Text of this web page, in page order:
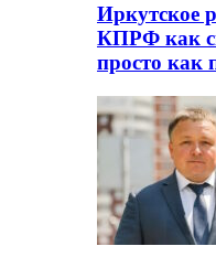
Иркутское
КПРФ как
просто как